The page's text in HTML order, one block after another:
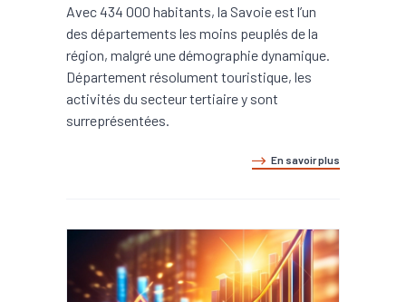
Avec 434 000 habitants, la Savoie est l’un
des départements les moins peuplés de la
région, malgré une démographie dynamique.
Département résolument touristique, les
activités du secteur tertiaire y sont
surreprésentées.
En savoir plus